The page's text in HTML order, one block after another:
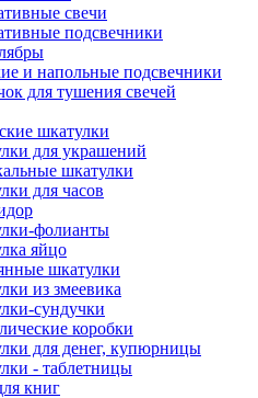
свечи
подсвечники
и напольные подсвечники
для тушения свечей
шкатулки
для украшений
шкатулки
для часов
фолианты
яйцо
шкатулки
из змеевика
сундучки
коробки
для денег, купюрницы
- таблетницы
книг